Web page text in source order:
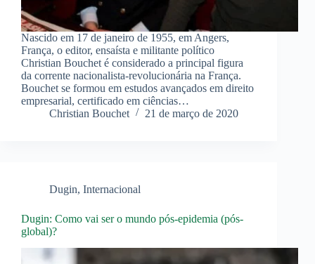
Nascido em 17 de janeiro de 1955, em Angers,
França, o editor, ensaísta e militante político
Christian Bouchet é considerado a principal figura
da corrente nacionalista-revolucionária na França.
Bouchet se formou em estudos avançados em direito
empresarial, certificado em ciências…
Christian Bouchet
21 de março de 2020
Dugin, Internacional
Dugin: Como vai ser o mundo pós-epidemia (pós-
global)?